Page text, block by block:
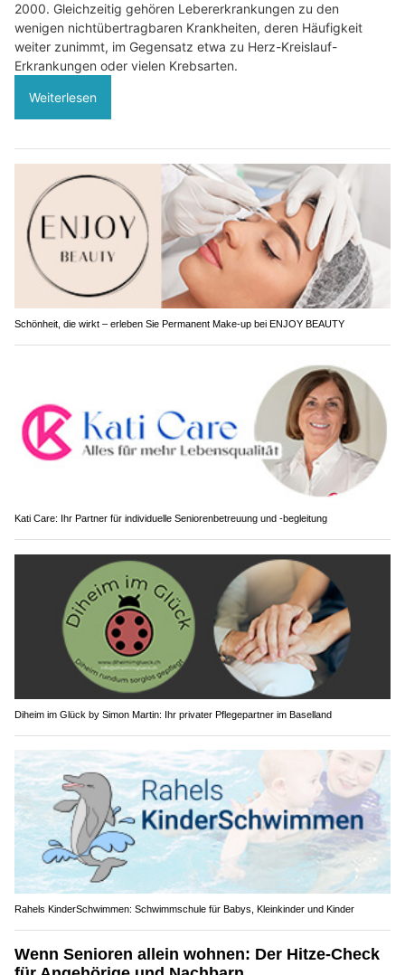
2000. Gleichzeitig gehören Lebererkrankungen zu den
wenigen nichtübertragbaren Krankheiten, deren Häufigkeit
weiter zunimmt, im Gegensatz etwa zu Herz-Kreislauf-
Erkrankungen oder vielen Krebsarten.
Weiterlesen
Schönheit, die wirkt – erleben Sie Permanent Make-up bei ENJOY BEAUTY
Kati Care: Ihr Partner für individuelle Seniorenbetreuung und -begleitung
Diheim im Glück by Simon Martin: Ihr privater Pflegepartner im Baselland
Rahels KinderSchwimmen: Schwimmschule für Babys, Kleinkinder und Kinder
Wenn Senioren allein wohnen: Der Hitze-Check